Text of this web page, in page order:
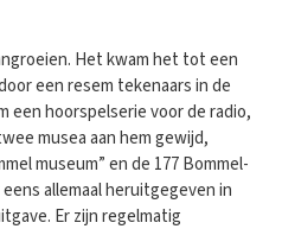
Het kwam het tot een
een resem tekenaars in de
een hoorspelserie voor de radio,
musea aan hem gewijd,
museum” en de 177 Bommel-
allemaal heruitgegeven in
Er zijn regelmatig